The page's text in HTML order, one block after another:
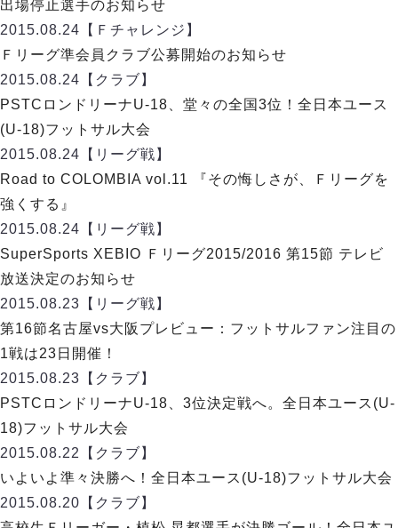
メットライフ生命Ｆ２リーグ
試合日程
順位表
戦績表
警告・退場・出場停止選手
個人ランキング｜ゴール
個人ランキング｜シュート
個人ランキング｜シュート成功率
個人ランキング｜第2PK
メットライフ生命Ｆリーグカップ 2026
試合日程・結果
大会概要
アリーナ情報
チケット情報
過去の記録
湘南ベルマーレ
ボアルース長野
名古屋オーシャンズ
ボルクバレット北九州
バサジィ大分
メットライフ生命Ｆ２リーグ
ヴォスクオーレ仙台
マルバ水戸FC
リガーレヴィア葛飾
Y．S．C．C．横浜
ヴィンセドール白山
アグレミーナ浜松
デウソン神戸
ポルセイド浜田
ミラクルスマイル新居浜
リーグ概要
日本フットサルリーグについて
大会概要
リーグ要項
クラブライセンス関連
アリーナ観戦マナー&ルール
過去の記録 ARCHIVE
過去の試合記録
ディビジョン1 試合記録
ディビジョン2 試合記録
Ｆリーグカップ 試合記録
リーグ統計データ
記念ゴール
ハットトリック
担当審判員
選手の通算記録（Ｆ１）
エスポラーダ北海道
バルドラール浦安
フウガドールすみだ
しながわシティ
立川アスレティックFC
プロジェクト PROJECT
ABeam AWARD
DIVISION 01
DIVISION02
出場停止選手のお知らせ
2015.08.24 【Ｆチャレンジ】
Ｆリーグ準会員クラブ公募開始のお知らせ
2015.08.24 【クラブ】
PSTCロンドリーナU-18、堂々の全国3位！全日本ユース
(U-18)フットサル大会
2015.08.24 【リーグ戦】
Road to COLOMBIA vol.11 『その悔しさが、Ｆリーグを
強くする』
2015.08.24 【リーグ戦】
SuperSports XEBIO Ｆリーグ2015/2016 第15節 テレビ
放送決定のお知らせ
2015.08.23 【リーグ戦】
第16節名古屋vs大阪プレビュー：フットサルファン注目の
1戦は23日開催！
2015.08.23 【クラブ】
PSTCロンドリーナU-18、3位決定戦へ。全日本ユース(U-
18)フットサル大会
2015.08.22
【クラブ】
いよいよ準々決勝へ！全日本ユース(U-18)フットサル大会
2015.08.20 【クラブ】